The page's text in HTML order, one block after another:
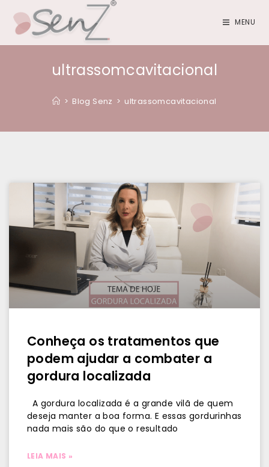
MENU
ultrassomcavitacional
> Blog Senz > ultrassomcavitacional
Conheça os tratamentos que
podem ajudar a combater a
gordura localizada
A gordura localizada é a grande vilã de quem
deseja manter a boa forma. E essas gordurinhas
nada mais são do que o resultado
LEIA MAIS »